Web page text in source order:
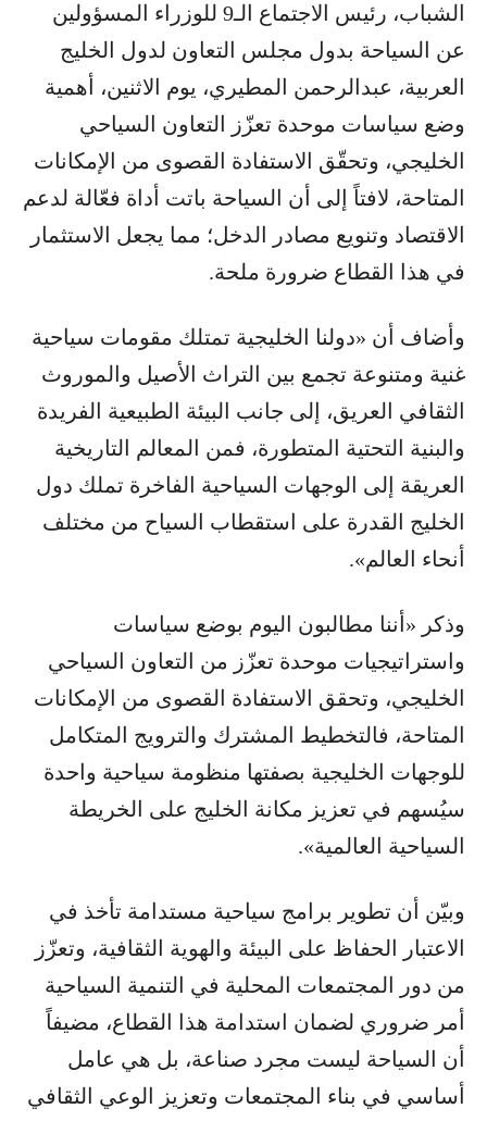
الشباب، رئيس الاجتماع الـ9 للوزراء المسؤولين
عن السياحة بدول مجلس التعاون لدول الخليج
العربية، عبدالرحمن المطيري، يوم الاثنين، أهمية
وضع سياسات موحدة تعزّز التعاون السياحي
الخليجي، وتحقّق الاستفادة القصوى من الإمكانات
المتاحة، لافتاً إلى أن السياحة باتت أداة فعّالة لدعم
الاقتصاد وتنويع مصادر الدخل؛ مما يجعل الاستثمار
في هذا القطاع ضرورة ملحة.
وأضاف أن «دولنا الخليجية تمتلك مقومات سياحية
غنية ومتنوعة تجمع بين التراث الأصيل والموروث
الثقافي العريق، إلى جانب البيئة الطبيعية الفريدة
والبنية التحتية المتطورة، فمن المعالم التاريخية
العريقة إلى الوجهات السياحية الفاخرة تملك دول
الخليج القدرة على استقطاب السياح من مختلف
أنحاء العالم».
وذكر «أننا مطالبون اليوم بوضع سياسات
واستراتيجيات موحدة تعزّز من التعاون السياحي
الخليجي، وتحقق الاستفادة القصوى من الإمكانات
المتاحة، فالتخطيط المشترك والترويج المتكامل
للوجهات الخليجية بصفتها منظومة سياحية واحدة
سيُسهم في تعزيز مكانة الخليج على الخريطة
السياحية العالمية».
وبيّن أن تطوير برامج سياحية مستدامة تأخذ في
الاعتبار الحفاظ على البيئة والهوية الثقافية، وتعزّز
من دور المجتمعات المحلية في التنمية السياحية
أمر ضروري لضمان استدامة هذا القطاع، مضيفاً
أن السياحة ليست مجرد صناعة، بل هي عامل
أساسي في بناء المجتمعات وتعزيز الوعي الثقافي